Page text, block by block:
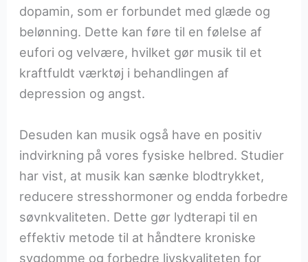
dopamin, som er forbundet med glæde og
belønning. Dette kan føre til en følelse af
eufori og velvære, hvilket gør musik til et
kraftfuldt værktøj i behandlingen af
depression og angst.
Desuden kan musik også have en positiv
indvirkning på vores fysiske helbred. Studier
har vist, at musik kan sænke blodtrykket,
reducere stresshormoner og endda forbedre
søvnkvaliteten. Dette gør lydterapi til en
effektiv metode til at håndtere kroniske
sygdomme og forbedre livskvaliteten for